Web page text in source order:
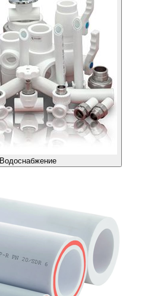
Водоснабжение